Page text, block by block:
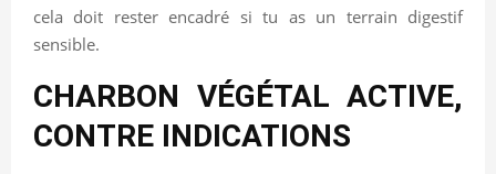
cela doit rester encadré si tu as un terrain digestif
sensible.
CHARBON VÉGÉTAL ACTIVE,
CONTRE INDICATIONS